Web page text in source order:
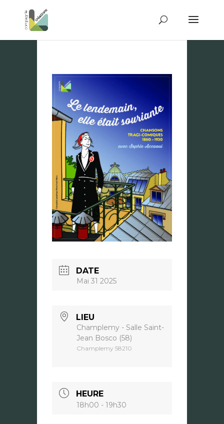
DATE
Mai 31 2025
LIEU
Champlemy - Salle Saint-
Jean Bosco (58)
Champlemy 58210
HEURE
18h00 - 19h30